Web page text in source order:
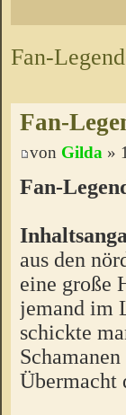
Fan-
Fan-
von Gilda »
Fan-
aus den
eine große
jemand im
schickte
Übermacht